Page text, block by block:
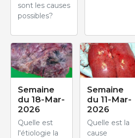
sont les causes
possibles?
Semaine
du 18-Mar-
2026
Quelle est
l'étiologie la
Semaine
du 11-Mar-
2026
Quelle est la
cause